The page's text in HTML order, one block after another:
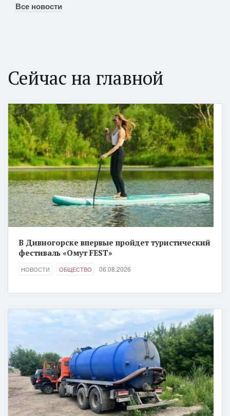
Все новости
Сейчас на главной
В Дивногорске впервые пройдет туристический
фестиваль «Омут FEST»
НОВОСТИ ОБЩЕСТВО 06.08.2026